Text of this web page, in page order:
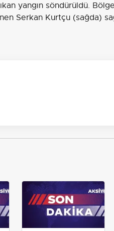
yangın söndürüldü.
Serkan Kurtçu (sağda)